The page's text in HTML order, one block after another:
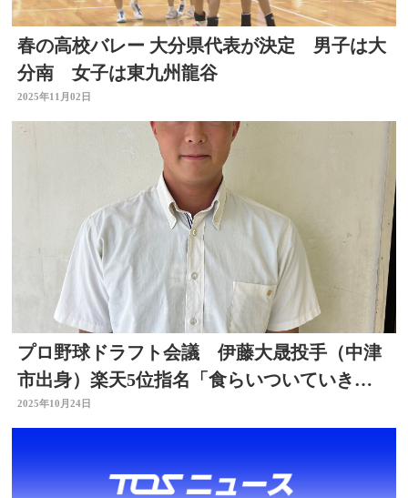
春の高校バレー 大分県代表が決定 男子は大
分南 女子は東九州龍谷
2025年11月02日
プロ野球ドラフト会議 伊藤大晟投手（中津
市出身）楽天5位指名「食らいついていきた
い」大分
2025年10月24日